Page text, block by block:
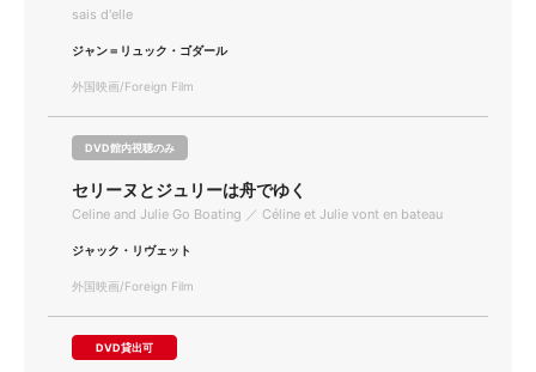
sais d'elle
ジャン＝リュック・ゴダール
外国映画/Foreign Film
DVD館内視聴のみ
セリーヌとジュリーは舟でゆく
Celine and Julie Go Boating ／ Céline et Julie vont en bateau
ジャック・リヴェット
外国映画/Foreign Film
DVD貸出可